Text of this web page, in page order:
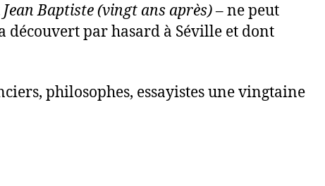
Baptiste (vingt ans après)– ne peut
découvert par hasard à Séville et dont
philosophes, essayistes une vingtaine